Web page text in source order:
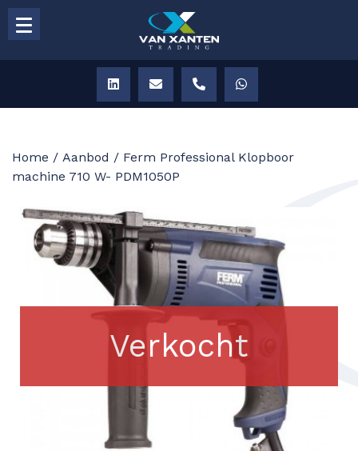
Home / Aanbod / Ferm Professional Klopboor
machine 710 W- PDM1050P